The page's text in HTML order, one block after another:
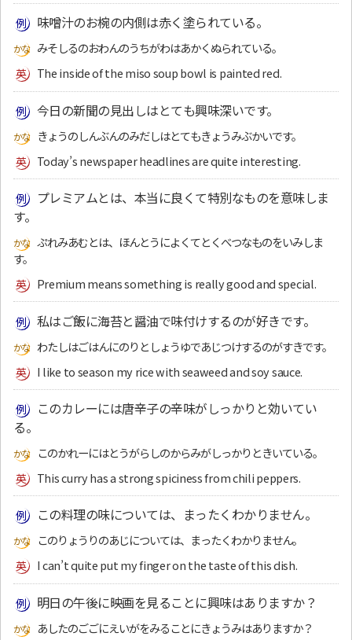
味噌汁のお椀の内側は赤く塗られている。
みそしるのおわんのうちがわはあかくぬられている。
The inside of the miso soup bowl is painted red.
今日の新聞の見出しはとても興味深いです。
きょうのしんぶんのみだしはとてもきょうみぶかいです。
Today’s newspaper headlines are quite interesting.
プレミアムとは、本当に良くて特別なものを意味しま
す。
ぷれみあむとは、ほんとうによくてとくべつなものをいみしま
す。
Premium means something is really good and special.
私はご飯に海苔と醤油で味付けするのが好きです。
わたしはごはんにのりとしょうゆであじつけするのがすきです。
I like to season my rice with seaweed and soy sauce.
このカレーには唐辛子の辛味がしっかりと効いてい
る。
このかれーにはとうがらしのからみがしっかりときいている。
This curry has a strong spiciness from chili peppers.
この料理の味については、まったくわかりません。
このりょうりのあじについては、まったくわかりません。
I can’t quite put my finger on the taste of this dish.
明日の午後に映画を見ることに興味はありますか？
あしたのごごにえいがをみることにきょうみはありますか？